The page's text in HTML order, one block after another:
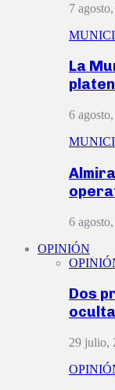
7
La
6
6
OPINIÓN
Dos
29 julio,